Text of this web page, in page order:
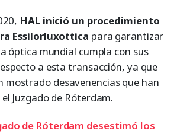
HAL inició un procedimiento
Essilorluxottica para garantizar
óptica mundial cumpla con sus
a esta transacción, ya que
mostrado desavenencias que han
Juzgado de Róterdam.
de Róterdam desestimó los